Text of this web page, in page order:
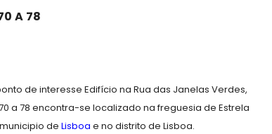
A 78
de interesse Edifício na Rua das Janelas Verdes,
a 78 encontra-se localizado na freguesia de Estrela
de Lisboa e no distrito de Lisboa.